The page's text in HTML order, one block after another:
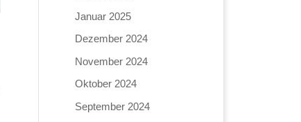
Januar 2025
Dezember 2024
November 2024
Oktober 2024
September 2024